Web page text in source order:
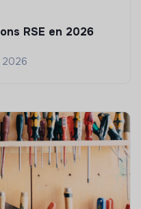
RSE en 2026
2026